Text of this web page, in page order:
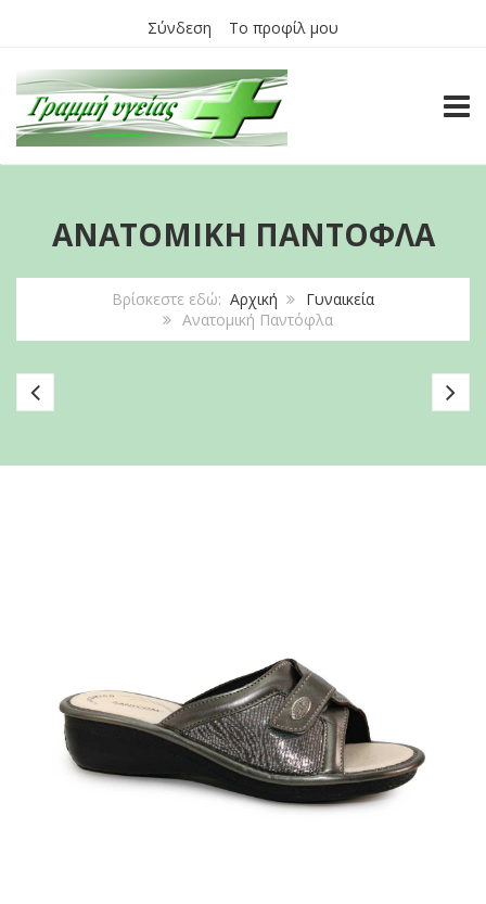
Σύνδεση Το προφίλ μου
ΑΝΑΤΟΜΙΚΉ ΠΑΝΤΌΦΛΑ
Βρίσκεστε εδώ: Αρχική
Γυναικεία
Ανατομική Παντόφλα
Ανατομικό
ΣΑΜΠΟ
StileDivita